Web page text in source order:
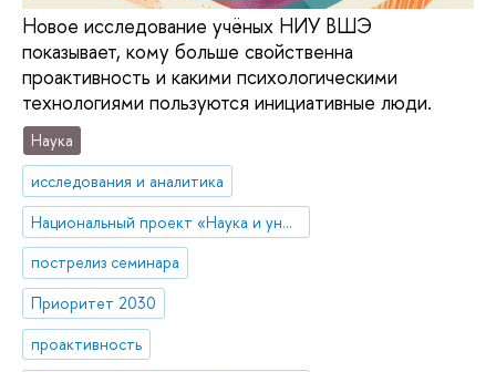
Новое исследование учёных НИУ ВШЭ
показывает, кому больше свойственна
проактивность и какими психологическими
технологиями пользуются инициативные люди.
Наука
исследования и аналитика
Национальный проект «Наука и университеты»
пострелиз семинара
Приоритет 2030
проактивность